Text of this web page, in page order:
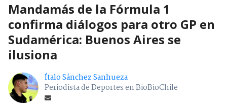
Mandamás de la Fórmula 1
confirma diálogos para otro GP en
Sudamérica: Buenos Aires se
ilusiona
Ítalo Sánchez Sanhueza
Periodista de Deportes en BioBioChile